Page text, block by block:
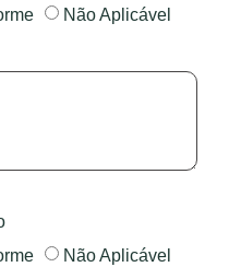
Não Aplicável
Não Aplicável